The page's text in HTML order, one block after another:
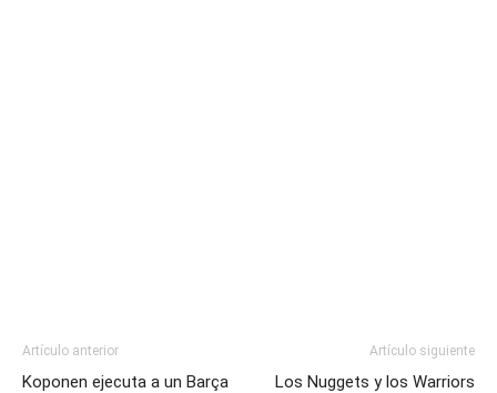
Artículo anterior
Koponen ejecuta a un Barça
Artículo siguiente
Los Nuggets y los Warriors